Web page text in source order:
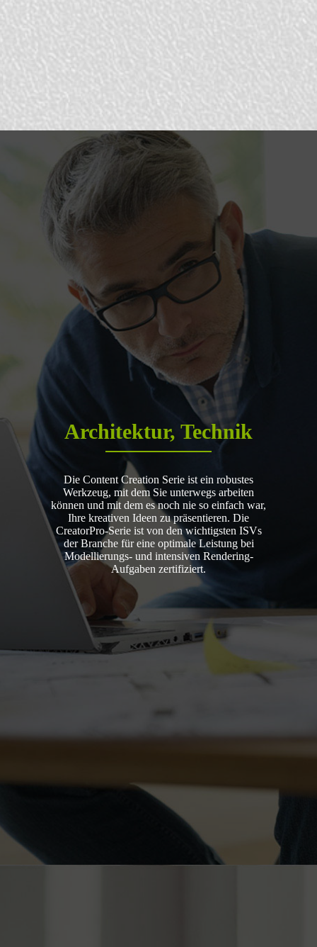
Architektur, Technik
Die Content Creation Serie ist ein robustes
Werkzeug, mit dem Sie unterwegs arbeiten
können und mit dem es noch nie so einfach war,
Ihre kreativen Ideen zu präsentieren. Die
CreatorPro-Serie ist von den wichtigsten ISVs
der Branche für eine optimale Leistung bei
Modellierungs- und intensiven Rendering-
Aufgaben zertifiziert.